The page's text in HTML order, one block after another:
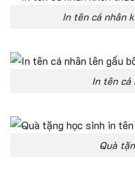
In tên cá nhân
In tên cá
Quà